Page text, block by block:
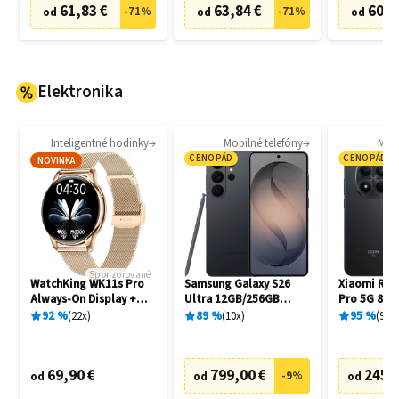
od 61,83 € -71% od 63,84 € -71% od
Elektronika
Inteligentné hodinky
NOVINKA
Sponzorované
WatchKing WK11s Pro
Always-On Display +
Extra remienok
92% 22x
od 69,90 €
Mobilné telefóny
CENOPÁD
Samsung Galaxy S26
Ultra 12GB/256GB
S948B Black
89% 10x
od 799,00 € -9%
CENOPÁD
Xiaomi
Pro 5G
Black
95% 94
od